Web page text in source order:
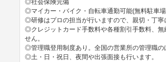
◎社会保険完備
◎マイカー・バイク・自転車通勤可能(無料駐車
◎研修はプロの担当が行いますので、親切・丁寧
◎クレジットカード手数料や各種割引手数料、
せん。
◎管理職登用制度あり。全国の営業所の管理職の
◎土・日・祝日、夜間や出張面接も行います。